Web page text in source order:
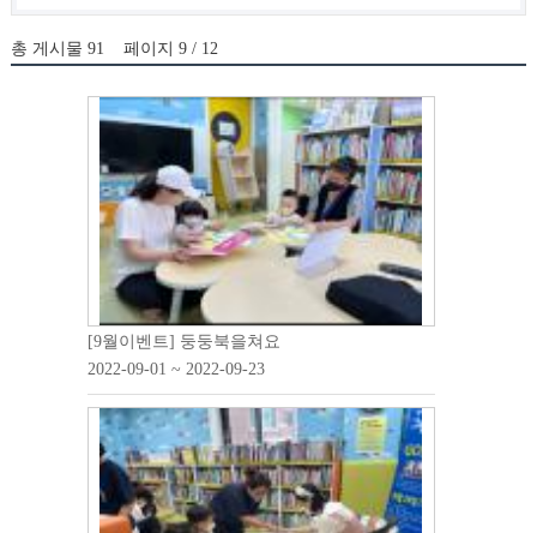
총 게시물 91 페이지 9 / 12
[9월이벤트] 둥둥북을쳐요
2022-09-01 ~ 2022-09-23